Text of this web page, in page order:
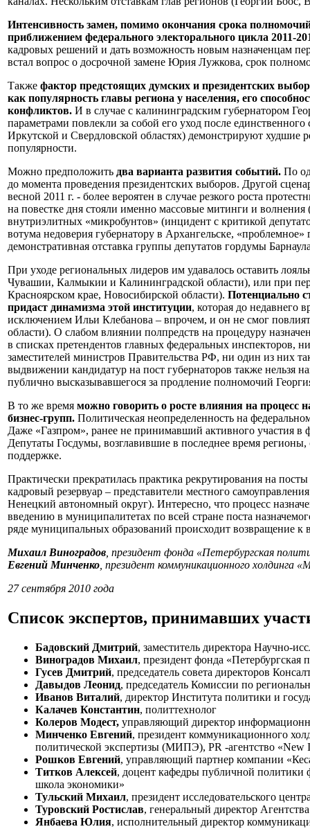
Интенсивность замен, помимо окончания срока
приближением федерального электорального цикла 2011-
кадровых решений и дать возможность новым назначенцам
встал вопрос о досрочной замене Юрия Лужкова, срок
Также фактор предстоящих думских и президентских
как популярность главы региона у населения, его
конфликтов. И в случае с калининградским губернатором
параметрами повлекли за собой его уход после
Иркутской и Свердловской областях) демонстрируют худшие
популярности.
Можно предположить два варианта развития событий. По
до момента проведения президентских выборов. Другой
весной 2011 г. - более вероятен в случае резкого роста
на повестке дня стояли именно массовые митинги и
внутриэлитных «микробунтов» (инцидент с критикой
вотума недоверия губернатору в Архангельске,
демонстративная отставка группы депутатов гордумы
При уходе региональных лидеров им удавалось оставить
Чувашии, Калмыкии и Калининградской области), или при
Красноярском крае, Новосибирской области). Потенциально
придаст динамизма этой институции, которая до недавнего
исключением Ильи Клебанова – впрочем, и он не смог
области). О слабом влиянии полпредств на процедуру
в списках претендентов главных федеральных инспекторов,
заместителей министров Правительства РФ, ни один из них
выдвижении кандидатур на пост губернаторов также нельзя
публично высказывавшегося за продление полномочий
В то же время можно говорить о росте влияния на процесс
бизнес-групп. Политическая неопределенность на
Даже «Газпром», ранее не принимавший активного участия в
Депутаты Госдумы, возглавившие в последнее время
поддержке.
Практически прекратилась практика рекрутирования на
кадровый резервуар – представители местного
Ненецкий автономный округ). Интересно, что процесс
введению в муниципалитетах по всей стране поста
ряде муниципальных образований происходит возвращение к
Михаил Виноградов , президент фонда «Петербургская
Евгений Минченко , президент коммуникационного холдинга
27 сентября 2010 года
Список экспертов, принимавших
Бадовский Дмитрий, заместитель директора Научно-
Виноградов Михаил, президент фонда «Петербургская
Гусев Дмитрий, председатель совета директоров
Давыдов Леонид, председатель Комиссии по
Иванов Виталий, директор Института политики и
Калачев Константин, политтехнолог
Колеров Модест, управляющий директор
Минченко Евгений, президент коммуникационного
политической экспертизы (МИПЭ), PR -агентство «New
Рошков Евгений, управляющий партнер компании
Титков Алексей, доцент кафедры публичной политики
школа экономики»
Тульский Михаил, президент исследовательского
Туровский Ростислав, генеральный директор
Янбаева Юлия, исполнительный директор